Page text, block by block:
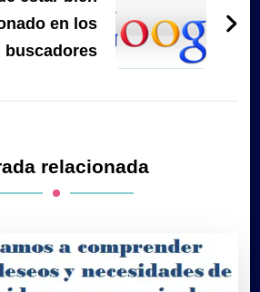
en los
buscadores
relacionada